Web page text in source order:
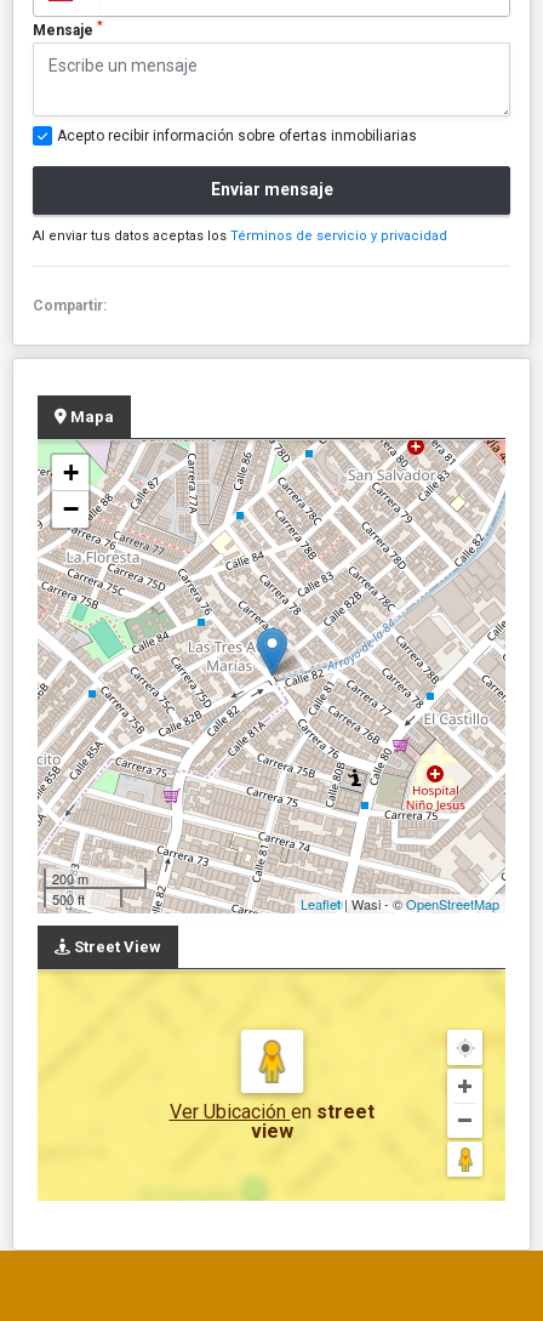
Mensaje *
Acepto recibir información sobre ofertas inmobiliarias
Enviar mensaje
Al enviar tus datos aceptas los Términos de servicio y privacidad
Compartir:
Mapa
+
−
200 m
500 ft
Leaflet| Wasi - ©OpenStreetMap
Street View
Ver Ubicación en street
view